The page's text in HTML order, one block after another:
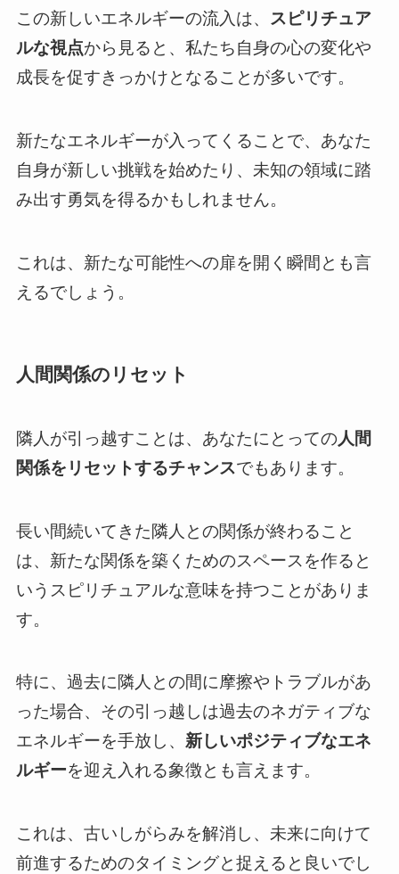
この新しいエネルギーの流入は、 スピリチュア
ルな視点から見ると、私たち自身の心の変化や
成長を促すきっかけとなることが多いです。
新たなエネルギーが入ってくることで、あなた
自身が新しい挑戦を始めたり、未知の領域に踏
み出す勇気を得るかもしれません。
これは、新たな可能性への扉を開く瞬間とも言
えるでしょう。
人間関係のリセット
隣人が引っ越すことは、あなたにとっての人間
関係をリセットするチャンスでもあります。
長い間続いてきた隣人との関係が終わること
は、新たな関係を築くためのスペースを作ると
いうスピリチュアルな意味を持つことがありま
す。
特に、過去に隣人との間に摩擦やトラブルがあ
った場合、その引っ越しは過去のネガティブな
エネルギーを手放し、 新しいポジティブなエネ
ルギーを迎え入れる象徴とも言えます。
これは、古いしがらみを解消し、未来に向けて
前進するためのタイミングと捉えると良いでし